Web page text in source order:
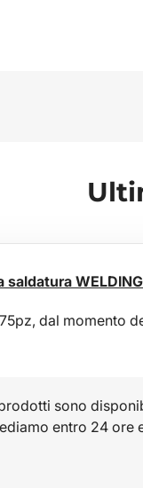
saldatura
dal momento
sono
entro 24 ore